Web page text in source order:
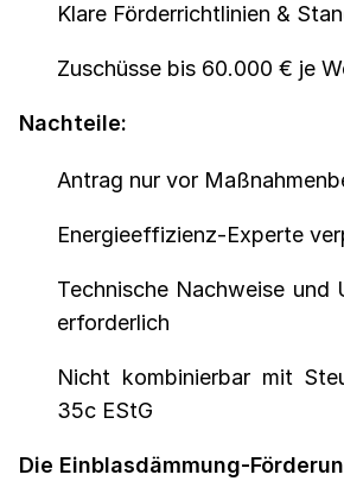
Klare Förderrichtlinien &
Zuschüsse bis 60.000 € je
Nachteile:
Antrag nur vor
Energieeffizienz-Experte
Technische Nachweise und
erforderlich
Nicht kombinierbar mit
35c EStG
Die Einblasdämmung-